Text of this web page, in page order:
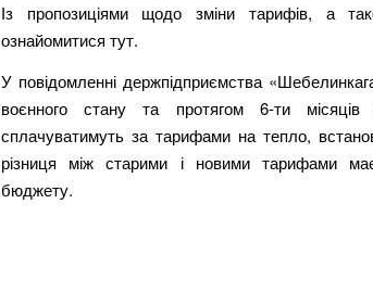
Із пропозиціями щодо зміни тарифів, а
ознайомитися тут.
У повідомленні держпідприємства
воєнного стану та протягом 6-ти місяців
сплачуватимуть за тарифами на тепло,
різниця між старими і новими тарифами
бюджету.